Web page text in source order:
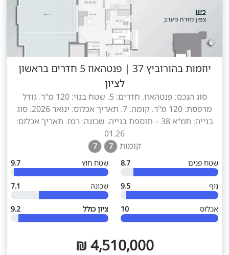
יוזמות בהורוביץ 37 |
פנטהאוז 5 חדרים בראשון
לציון
סוג הנכס: פנטהאוז. חדרים: 5. שטח בנוי: 120 מ"ר. גודל
מרפסת: 120 מ"ר. קומה: 7. תאריך אכלוס: ינואר 2026. סוג
בנייה: תמ"א 38 – תוספת בנייה. שכונה: רמז. תאריך אכלוס:
01.26
קומות
7
7
שטח פנים
8.7 שטח חוץ 9.7
נוף 9.5 שכונה 7.1
אכלוס 10 ציון כולל 9.2
4,510,000 ₪